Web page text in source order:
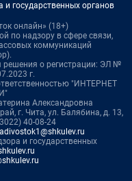
государственных органов
онлайн» (18+)
по надзору в сфере связи,
коммуникаций
решения о регистрации: ЭЛ №
г.
"ИНТЕРНЕТ
Александровна
г. Чита, ул. Балябина, д. 13,
40-08-24
и государственных